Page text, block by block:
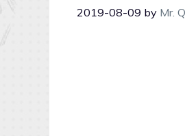
2019-08-09 by Mr.